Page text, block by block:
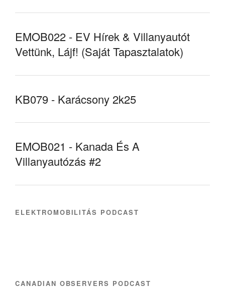
EMOB022 - EV Hírek & Villanyautót
Vettünk, Lájf! (Saját Tapasztalatok)
KB079 - Karácsony 2k25
EMOB021 - Kanada És A
Villanyautózás #2
ELEKTROMOBILITÁS PODCAST
CANADIAN OBSERVERS PODCAST